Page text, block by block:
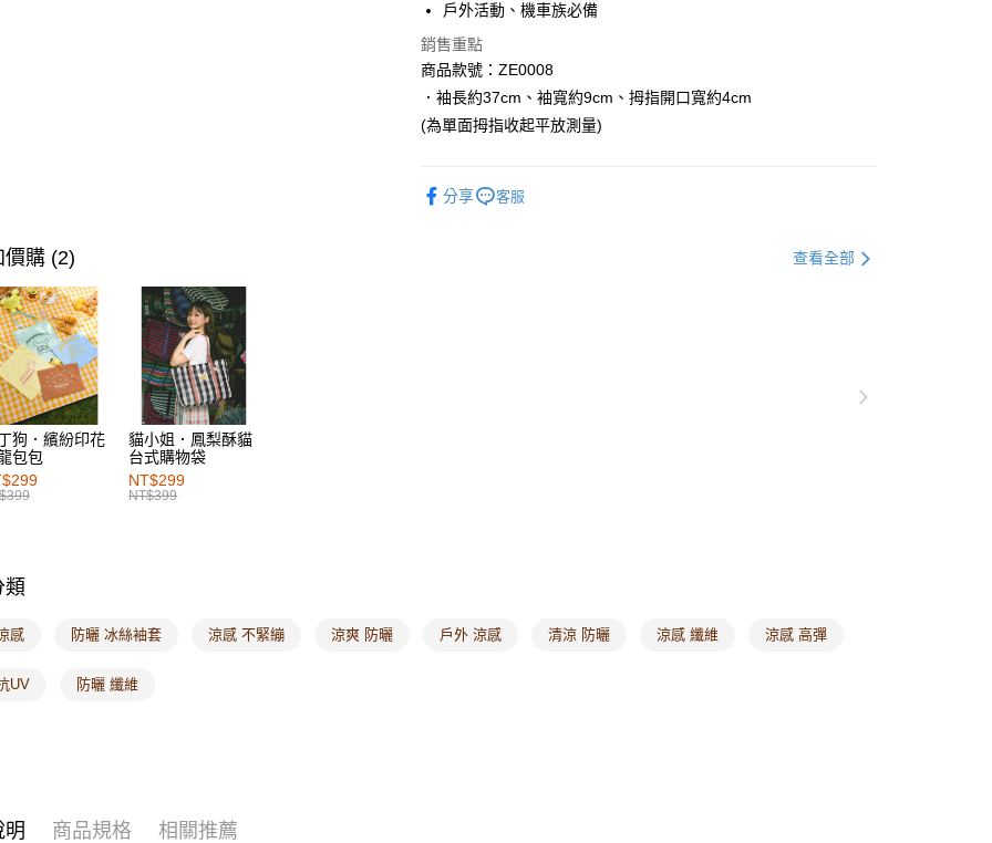
運送方式
全家取貨付款
每筆NT$60，滿NT$1,000(含以上)免運費
付款後全家取貨
萊爾富取貨付款
海外配送-港/澳/新/馬/泰國專屬 查看運費
戶外活動、機車族必備
銷售重點
商品款號：ZE0008
．袖長約37cm、袖寬約9cm、拇指開口寬約4cm
(為單面拇指收起平放測量)
分享 客服
價購 (2) 查看全部
狗．繽紛印花
包包
貓小姐．鳳梨酥貓
台式購物袋
NT$299
NT$399
類
感 防曬 冰絲袖套 涼感 不緊繃 涼爽 防曬 戶外 涼感 清涼 防曬 涼感 纖維 涼感 高彈
UV 防曬 纖維
明 商品規格 相關推薦